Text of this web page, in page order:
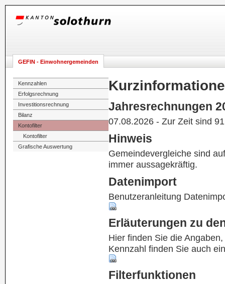
GEFIN - Einwohnergemeinden
Kennzahlen
Erfolgsrechnung
Investitionsrechnung
Bilanz
Kontofilter
Kontofilter
Grafische Auswertung
Jahresrechnungen
07.08.2026 - Zur Zeit sind
Hinweis
Gemeindevergleiche sind
immer aussagekräftig.
Datenimport
Benutzeranleitung
Erläuterungen zu
Hier finden Sie die
Kennzahl finden Sie auch
Filterfunktionen